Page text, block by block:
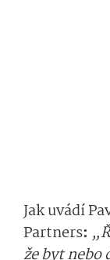
Jak uvádí
Partners:
že byt